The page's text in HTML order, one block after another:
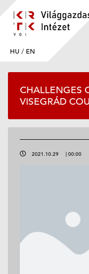
HU / EN
CHALLENGES
VISEGRÁD
2021.10.29 | 00:00